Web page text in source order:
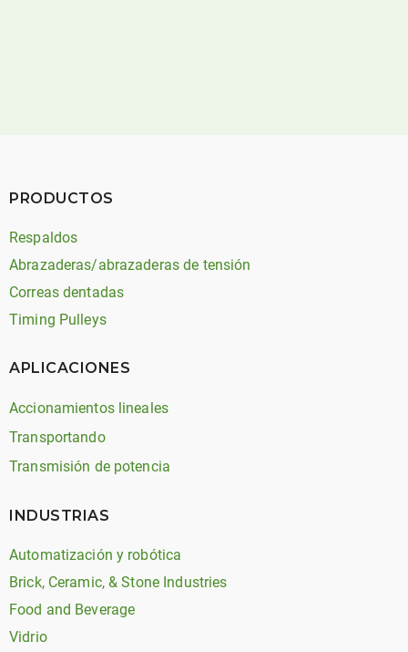
PRODUCTOS
Respaldos
Abrazaderas/abrazaderas de tensión
Correas dentadas
Timing Pulleys
APLICACIONES
Accionamientos lineales
Transportando
Transmisión de potencia
INDUSTRIAS
Automatización y robótica
Brick, Ceramic, & Stone Industries
Food and Beverage
Vidrio